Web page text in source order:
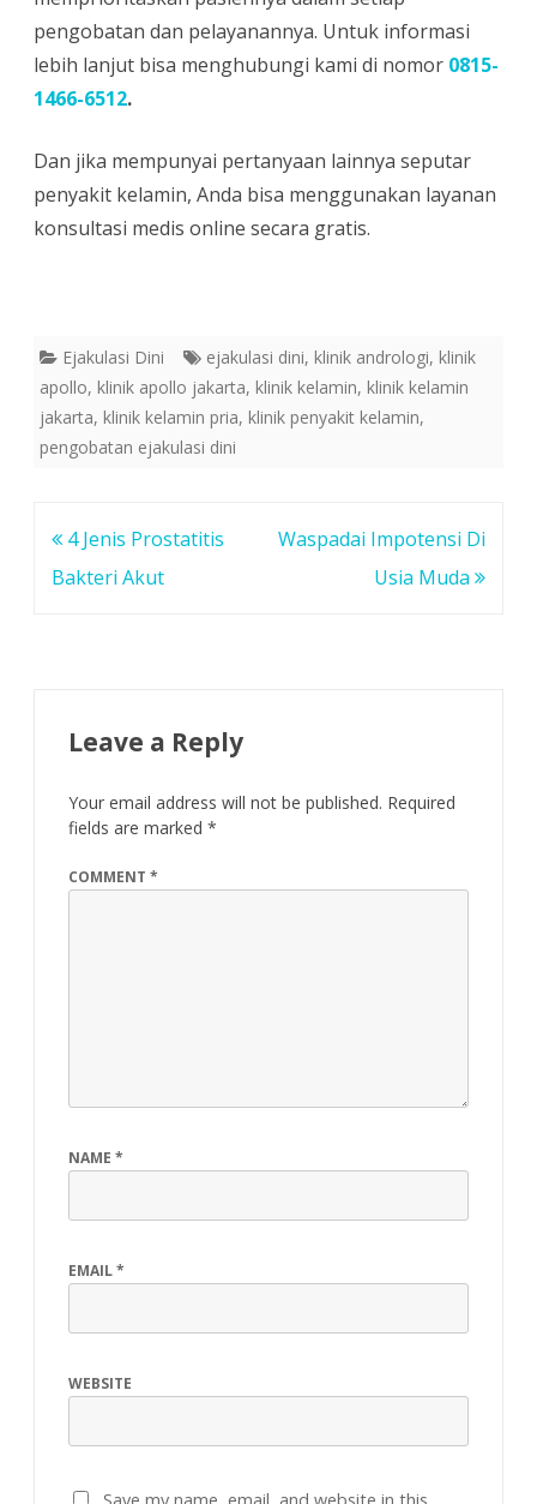
pengobatan dan pelayanannya. Untuk informasi
lebih lanjut bisa menghubungi kami di nomor 0815-
1466-6512.
Dan jika mempunyai pertanyaan lainnya seputar
penyakit kelamin, Anda bisa menggunakan layanan
konsultasi medis online secara gratis.
Ejakulasi Dini ejakulasi dini, klinik andrologi, klinik
apollo, klinik apollo jakarta, klinik kelamin, klinik kelamin
jakarta, klinik kelamin pria, klinik penyakit kelamin,
pengobatan ejakulasi dini
Post
navigation
4 Jenis Prostatitis
Bakteri Akut
Waspadai Impotensi Di
Usia Muda
Leave a Reply
Your email address will not be published. Required
fields are marked *
COMMENT *
NAME *
EMAIL*
WEBSITE